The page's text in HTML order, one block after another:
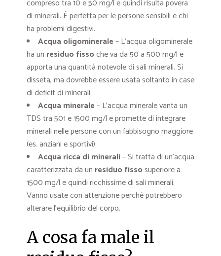
compreso tra 10 e 50 mg/l e quindi risulta povera
di minerali. È perfetta per le persone sensibili e chi
ha problemi digestivi.
Acqua oligominerale– L’acqua oligominerale
ha un residuo fissoche va da 50 a 500 mg/l e
apporta una quantità notevole di sali minerali. Sì
disseta, ma dovrebbe essere usata soltanto in case
di deficit di minerali.
Acqua minerale– L’acqua minerale vanta un
TDS tra 501 e 1500 mg/l e promette di integrare
minerali nelle persone con un fabbisogno maggiore
(es. anziani e sportivi).
Acqua ricca di minerali– Si tratta di un’acqua
caratterizzata da un residuo fisso superiore a
1500 mg/l e quindi ricchissime di sali minerali.
Vanno usate con attenzione perché potrebbero
alterare l’equilibrio del corpo.
A cosa fa male il